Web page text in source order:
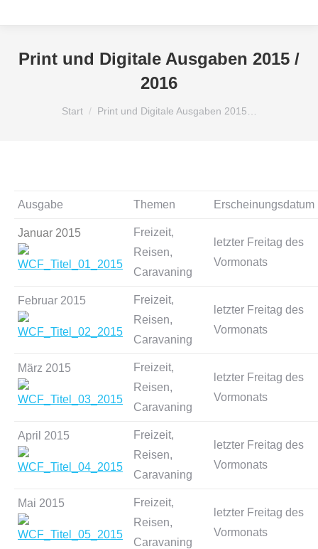
Print und Digitale Ausgaben 2015 /
2016
Sie befinden sich hier:
Start Print und Digitale Ausgaben 2015…
Ausgabe Themen Erscheinungsdatum
Januar 2015
Freizeit,
Reisen,
Caravaning
letzter Freitag des
Vormonats
Februar 2015
Freizeit,
Reisen,
Caravaning
letzter Freitag des
Vormonats
März 2015
Freizeit,
Reisen,
Caravaning
letzter Freitag des
Vormonats
April 2015
Freizeit,
Reisen,
Caravaning
letzter Freitag des
Vormonats
Mai 2015
Freizeit,
Reisen,
Caravaning
letzter Freitag des
Vormonats